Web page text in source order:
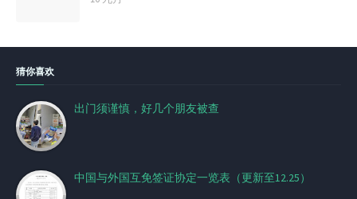
猜你喜欢
出门须谨慎，好几个朋友被查
中国与外国互免签证协定一览表（更新至12.25）